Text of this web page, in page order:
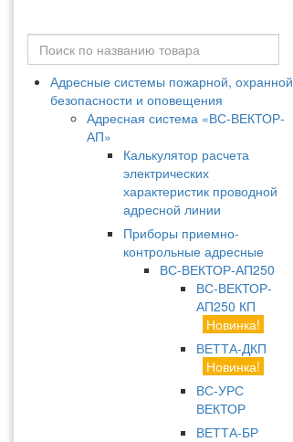
Адресные системы пожарной, охранной
безопасности и оповещения
Адресная система «ВС-ВЕКТОР-
АП»
Калькулятор расчета
электрических
характеристик проводной
адресной линии
Приборы приемно-
контрольные адресные
ВС-ВЕКТОР-АП250
ВС-ВЕКТОР-
АП250 КП
Новинка!
ВЕТТА-ДКП
Новинка!
ВС-УРС
ВЕКТОР
ВЕТТА-БР